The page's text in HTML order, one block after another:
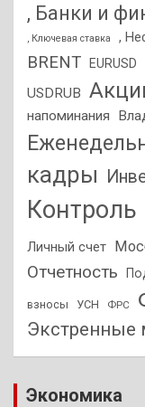
, Банки и
, Ключевая ставка ,
BRENT EURUSD
USDRUB
напоминания
кадры
Контроль
Личный счет
Отчетность
взносы УСН ФРС
Экстренные
Экономика